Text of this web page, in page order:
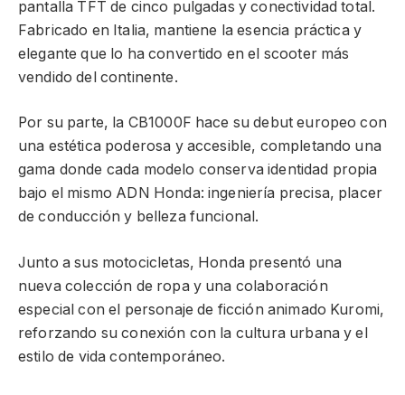
pantalla TFT de cinco pulgadas y conectividad total.
Fabricado en Italia, mantiene la esencia práctica y
elegante que lo ha convertido en el scooter más
vendido del continente.
Por su parte, la CB1000F hace su debut europeo con
una estética poderosa y accesible, completando una
gama donde cada modelo conserva identidad propia
bajo el mismo ADN Honda: ingeniería precisa, placer
de conducción y belleza funcional.
Junto a sus motocicletas, Honda presentó una
nueva colección de ropa y una colaboración
especial con el personaje de ficción animado Kuromi,
reforzando su conexión con la cultura urbana y el
estilo de vida contemporáneo.